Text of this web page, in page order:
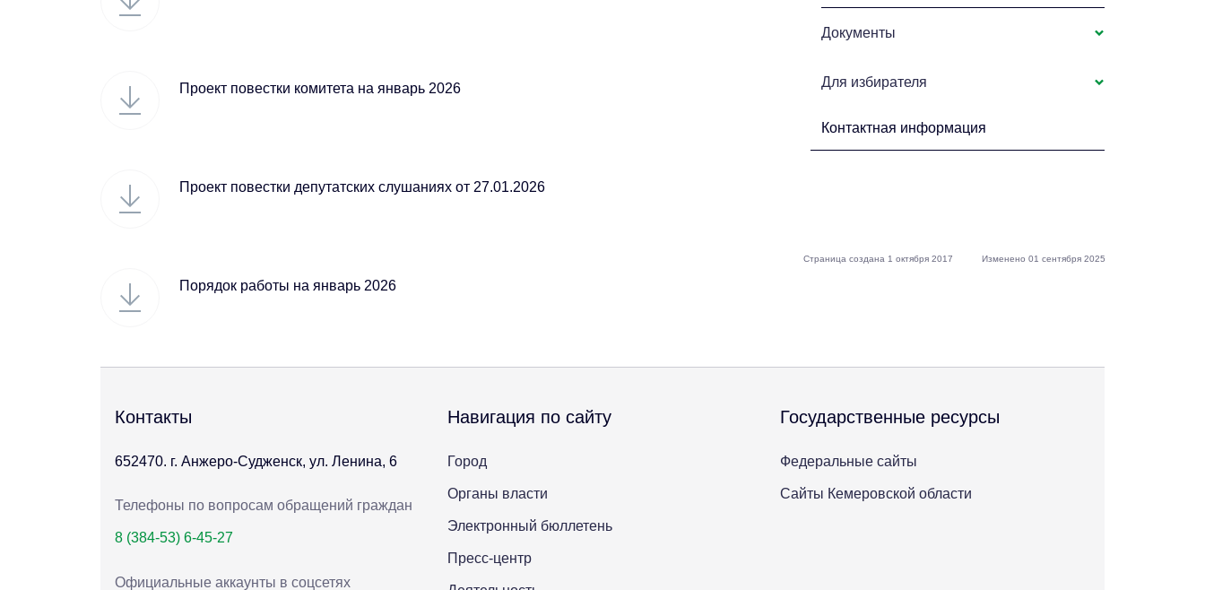
Проект повестки комитета на январь 2026
Проект повестки депутатских слушаниях от 27.01.2026
Порядок работы на январь 2026
Документы
Для избирателя
Контактная информация
Страница создана 1 октября 2017 Изменено 01 сентября 2025
Контакты
652470. г. Анжеро-Судженск, ул. Ленина, 6
Телефоны по вопросам обращений граждан
8 (384-53) 6-45-27
Официальные аккаунты в соцсетях
Навигация по сайту
Город
Органы власти
Электронный бюллетень
Пресс-центр
Государственные ресурсы
Федеральные сайты
Сайты Кемеровской области